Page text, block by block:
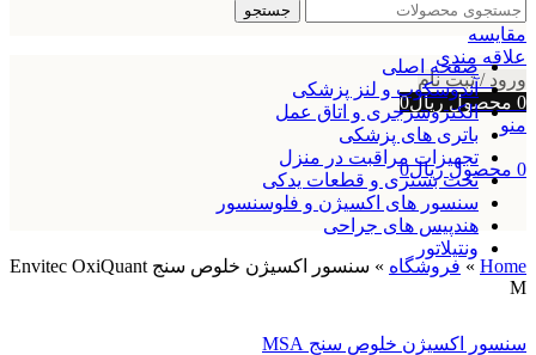
جستجو
مقایسه
علاقه مندی
ورود / ثبت نام
0 محصول ریال0
منو
0 محصول ریال0
صفحه اصلی
آندوسکوپ و لنز پزشکی
الکتروسرجری و اتاق عمل
باتری های پزشکی
تجهیزات مراقبت در منزل
تخت بستری و قطعات یدکی
سنسور های اکسیژن و فلوسنسور
هندپیس های جراحی
ونتیلاتور
Home
» فروشگاه »
سنسور اکسیژن خلوص سنج Envitec OxiQuant
M
سنسور اکسیژن خلوص سنج MSA